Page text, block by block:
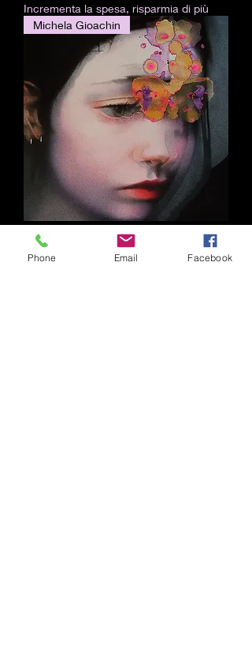
Incrementa la spesa, risparmia di più
Michela Gioachin
Psicosi
価格
€600.00
Phone Email Facebook